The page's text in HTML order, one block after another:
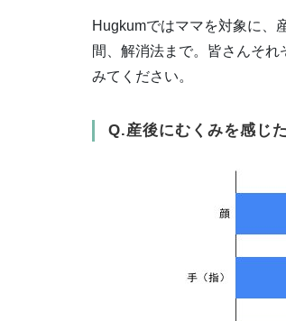
Hugkumではママを対象に、
間、解消法まで。皆さんそ
みてください。
Q.産後にむくみを感じ